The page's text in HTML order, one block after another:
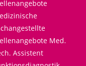
Med.
Assistent